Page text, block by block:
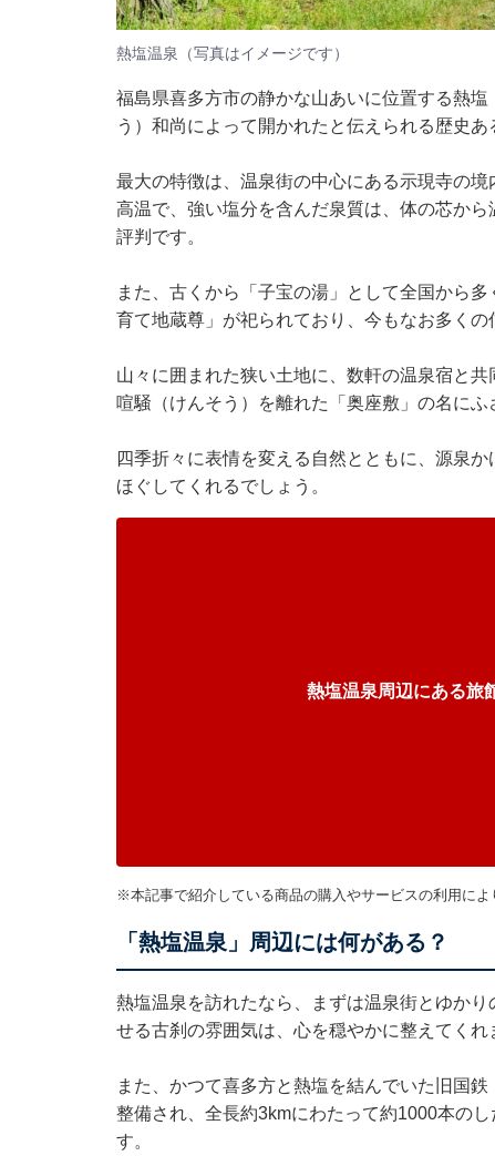
熱塩温泉（写真はイメージです）
福島県喜多方市の静かな山あいに位置する熱
う）和尚によって開かれたと伝えられる歴史あ
最大の特徴は、温泉街の中心にある示現寺の
高温で、強い塩分を含んだ泉質は、体の芯か
評判です。
また、古くから「子宝の湯」として全国から
育て地蔵尊」が祀られており、今もなお多くの
山々に囲まれた狭い土地に、数軒の温泉宿と
喧騒（けんそう）を離れた「奥座敷」の名に
四季折々に表情を変える自然とともに、源泉
ほぐしてくれるでしょう。
熱塩温泉周辺にある旅
※本記事で紹介している商品の購入やサービスの利用に
「熱塩温泉」周辺には何がある？
熱塩温泉を訪れたなら、まずは温泉街とゆか
せる古刹の雰囲気は、心を穏やかに整えてくれ
また、かつて喜多方と熱塩を結んでいた旧国
整備され、全長約3kmにわたって約1000本の
す。